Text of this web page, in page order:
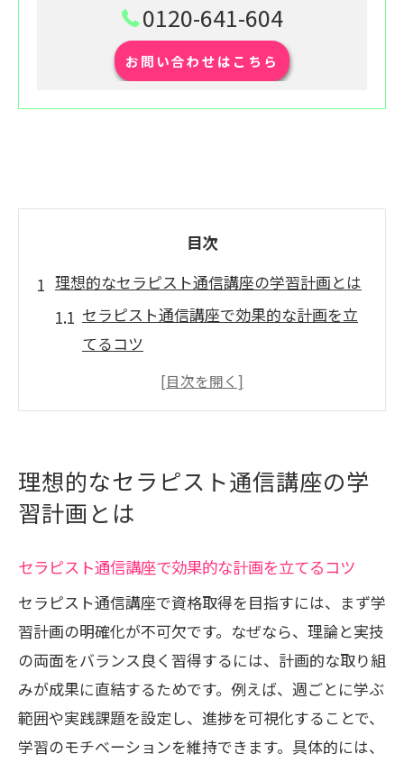
0120-641-604
お問い合わせはこちら
目次
理想的なセラピスト通信講座の学習計画とは
セラピスト通信講座で効果的な計画を立
てるコツ
学びやすいセラピスト通信講座の特徴解
説
自分に合うセラピスト通信講座の選び方
通信講座で着実に力をつける方法とは
セラピスト通信講座で効率よく学ぶステ
ップ
無理なく続ける学習計画の立て方と実践
例
資格取得を目指す通信講座活用法の工夫
効率的な復習で知識を定着させるポイン
ト
理想的なセラピスト通信講座の学
習計画とは
セラピスト通信講座で効果的な計画を立てるコツ
セラピスト通信講座で資格取得を目指すには、まず学
習計画の明確化が不可欠です。なぜなら、理論と実技
の両面をバランス良く習得するには、計画的な取り組
みが成果に直結するためです。例えば、週ごとに学ぶ
範囲や実践課題を設定し、進捗を可視化することで、
学習のモチベーションを維持できます。具体的には、